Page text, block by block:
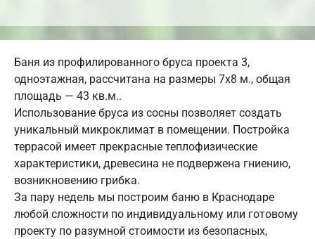
Баня из профилированного бруса проекта 3,
одноэтажная, рассчитана на размеры 7х8 м., общая
площадь — 43 кв.м..
Использование бруса из сосны позволяет создать
уникальный микроклимат в помещении. Постройка
террасой имеет прекрасные теплофизические
характеристики, древесина не подвержена гниению,
возникновению грибка.
За пару недель мы построим баню в Краснодаре
любой сложности по индивидуальному или готовому
проекту по разумной стоимости из безопасных,